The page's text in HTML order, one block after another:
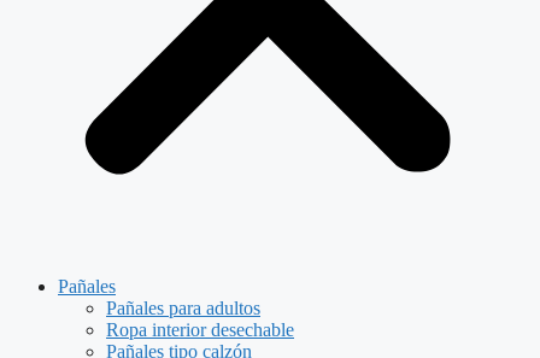
Pañales
Pañales para adultos
Ropa interior desechable
Pañales tipo calzón